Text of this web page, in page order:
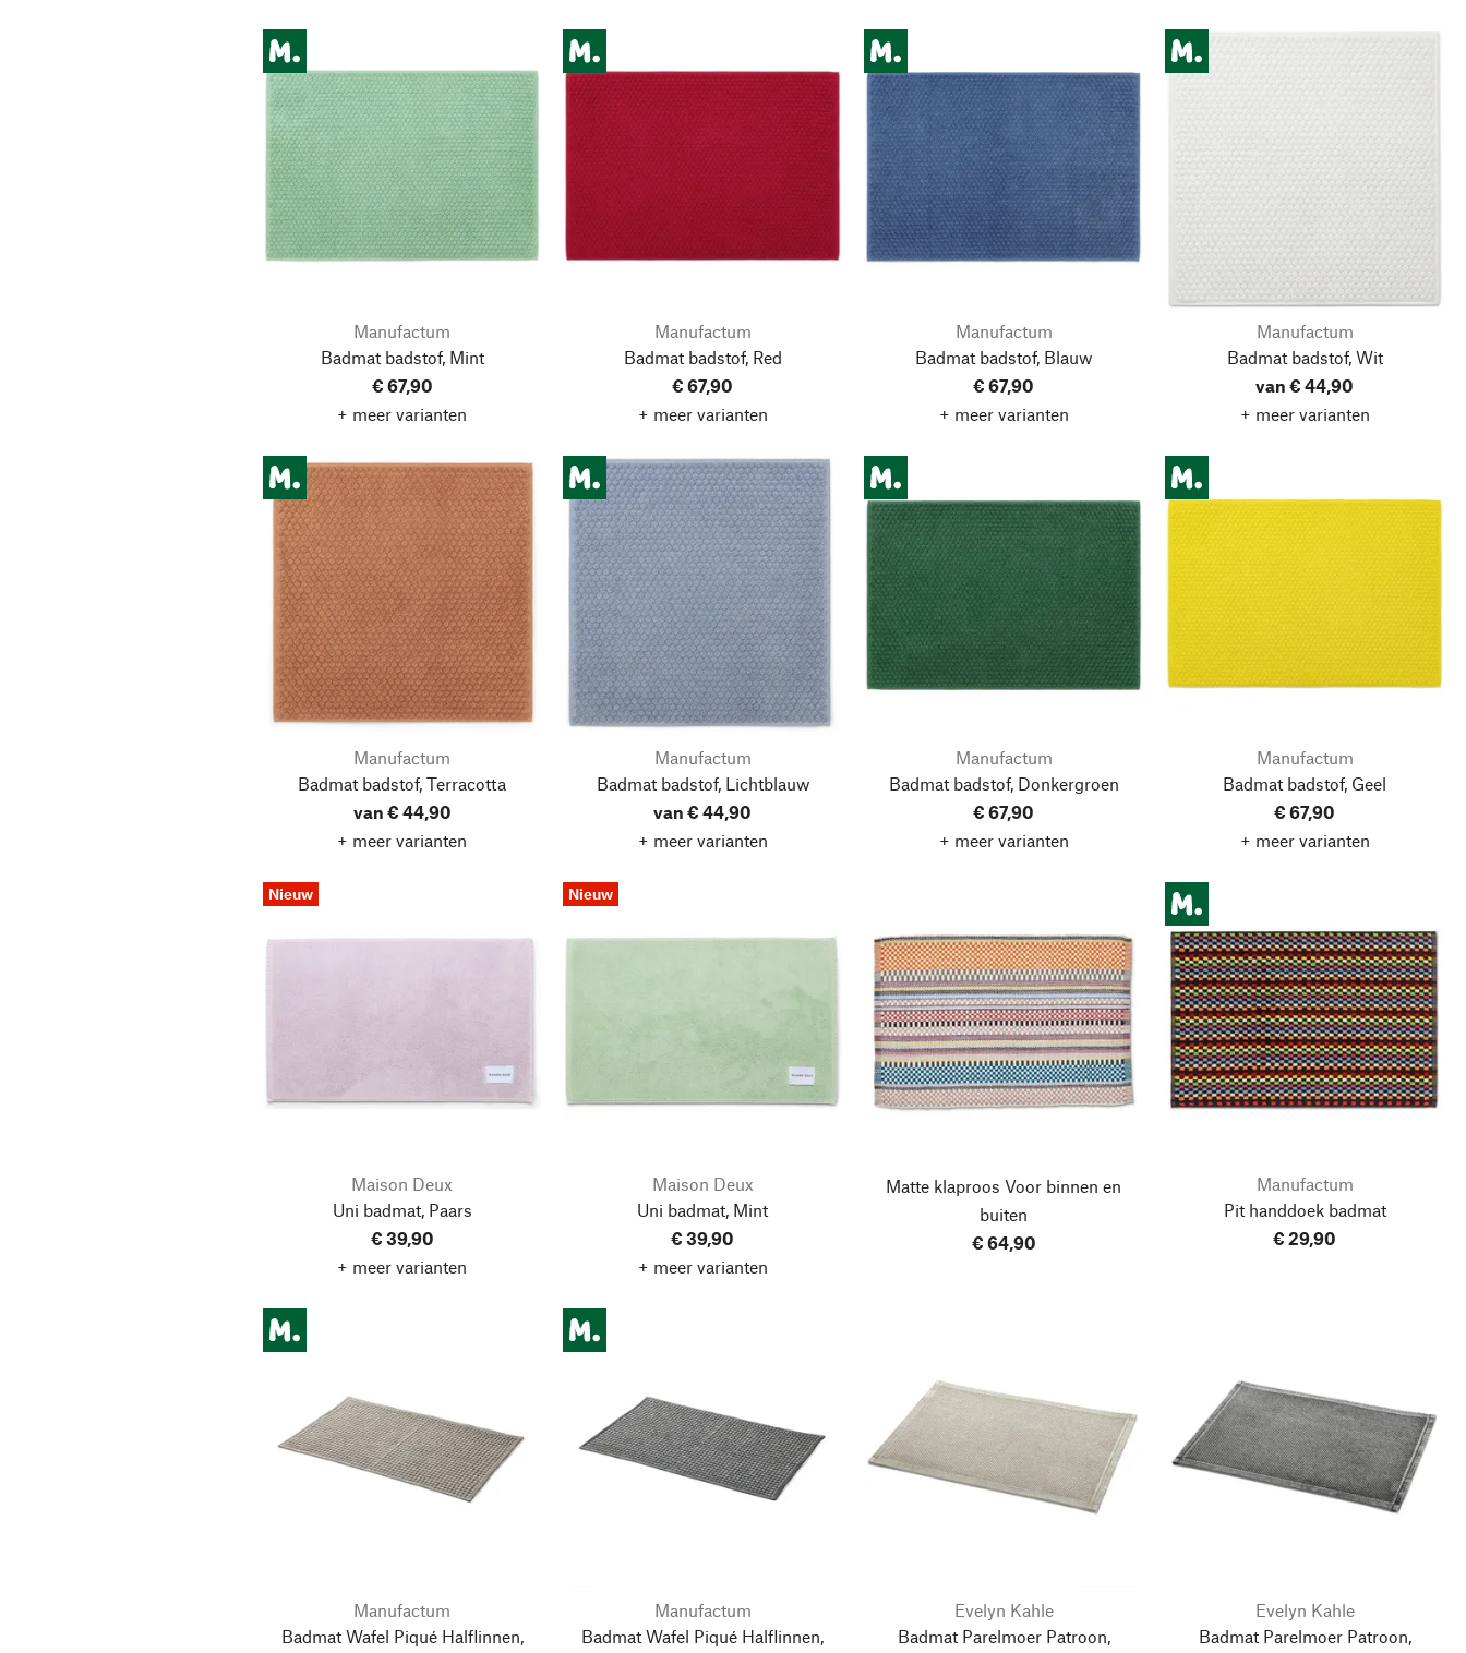
Manufactum
Badmat badstof, Mint
€ 67,90
+ meer varianten
Manufactum
Badmat badstof, Red
€ 67,90
+ meer varianten
Manufactum
Badmat badstof, Blauw
€ 67,90
+ meer varianten
Manufactum
Badmat badstof, Wit
van € 44,90
+ meer varianten
Manufactum
Badmat badstof, Terracotta
van € 44,90
+ meer varianten
Manufactum
Badmat badstof, Lichtblauw
van € 44,90
+ meer varianten
Manufactum
Badmat badstof, Donkergroen
€ 67,90
+ meer varianten
Manufactum
Badmat badstof, Geel
€ 67,90
+ meer varianten
Nieuw
Maison Deux
Uni badmat, Paars
€ 39,90
+ meer varianten
Nieuw
Maison Deux
Uni badmat, Mint
€ 39,90
+ meer varianten
Matte klaproos Voor binnen en
buiten
€ 64,90
Manufactum
Pit handdoek badmat
€ 29,90
Manufactum
Badmat Wafel Piqué Halflinnen,
Manufactum
Badmat Wafel Piqué Halflinnen,
Evelyn Kahle
Badmat Parelmoer Patroon,
Evelyn Kahle
Badmat Parelmoer Patroon,